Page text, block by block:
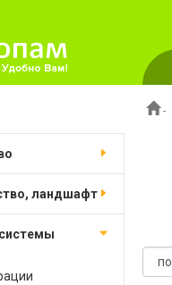
ландшафт
-